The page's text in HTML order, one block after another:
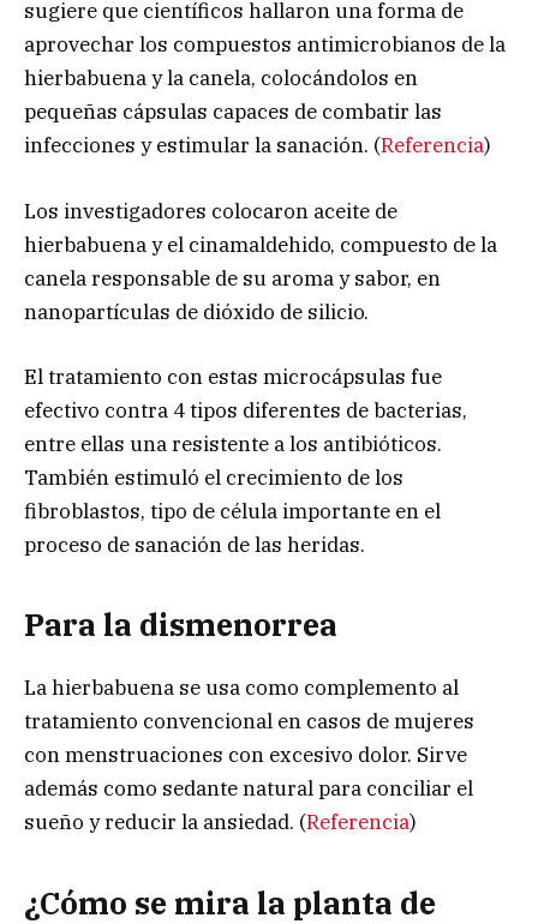
sugiere que científicos hallaron una forma de
aprovechar los compuestos antimicrobianos de la
hierbabuena y la canela, colocándolos en
pequeñas cápsulas capaces de combatir las
infecciones y estimular la sanación. (Referencia)
Los investigadores colocaron aceite de
hierbabuena y el cinamaldehido, compuesto de la
canela responsable de su aroma y sabor, en
nanopartículas de dióxido de silicio.
El tratamiento con estas microcápsulas fue
efectivo contra 4 tipos diferentes de bacterias,
entre ellas una resistente a los antibióticos.
También estimuló el crecimiento de los
fibroblastos, tipo de célula importante en el
proceso de sanación de las heridas.
Para la dismenorrea
La hierbabuena se usa como complemento al
tratamiento convencional en casos de mujeres
con menstruaciones con excesivo dolor. Sirve
además como sedante natural para conciliar el
sueño y reducir la ansiedad. (Referencia)
¿Cómo se mira la planta de